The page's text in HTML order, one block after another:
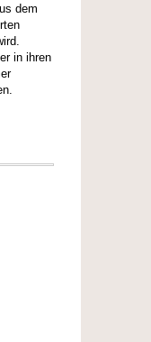
dem
in ihren